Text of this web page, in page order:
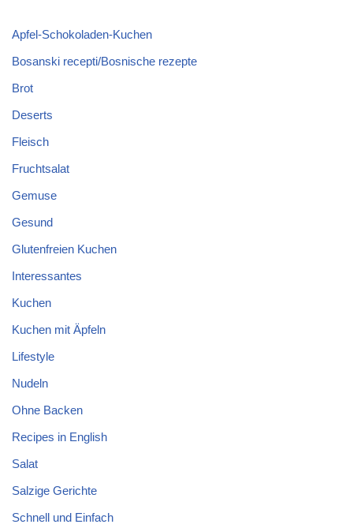
Apfel-Schokoladen-Kuchen
Bosanski recepti/Bosnische rezepte
Brot
Deserts
Fleisch
Fruchtsalat
Gemuse
Gesund
Glutenfreien Kuchen
Interessantes
Kuchen
Kuchen mit Äpfeln
Lifestyle
Nudeln
Ohne Backen
Recipes in English
Salat
Salzige Gerichte
Schnell und Einfach